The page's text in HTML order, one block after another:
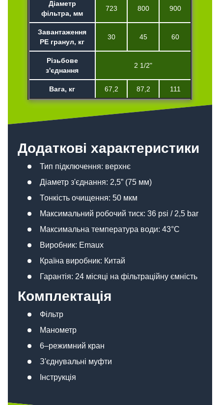
Діаметр
фільтра, мм
723 800 900
Завантаження
PE гранул, кг
30 45 60
Різьбове
з'єднання
2 1/2"
Вага, кг 67,2 87,2 111
Додаткові характеристики
Тип підключення: верхнє
Діаметр з'єднання: 2,5” (75 мм)
Тонкість очищення: 50 мкм
Максимальний робочий тиск: 36 psi / 2,5 bar
Максимальна температура води: 43°C
Виробник: Emaux
Країна виробник: Китай
Гарантія: 24 місяці на фільтраційну ємність
Комплектація
Фільтр
Манометр
6–режимний кран
З'єднувальні муфти
Інструкція